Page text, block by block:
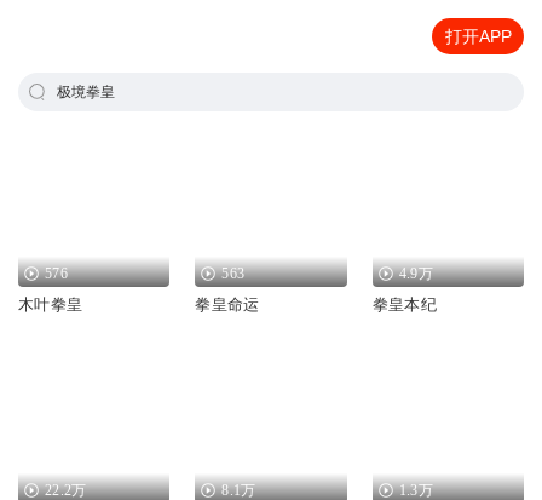
打开APP
极境拳皇
576
木叶拳皇
563
拳皇命运
4.9万
拳皇本纪
22.2万 8.1万 1.3万